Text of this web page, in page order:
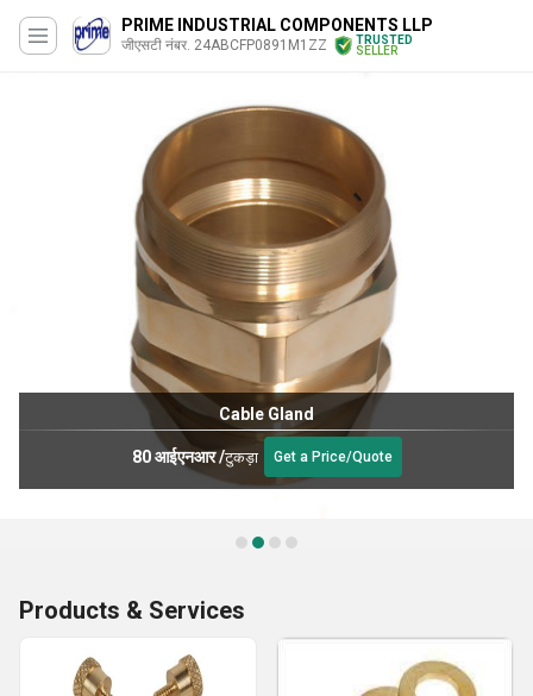
PRIME INDUSTRIAL COMPONENTS LLP
जीएसटी नंबर. 24ABCFP0891M1ZZ
TRUSTED
SELLER
Cable Gland
80 आईएनआर/टुकड़ा Get a Price/Quote
Products & Services